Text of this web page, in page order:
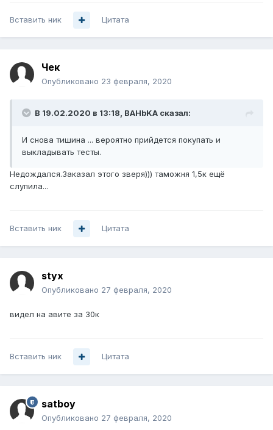
Вставить ник Цитата
Чек
Опубликовано 23 февраля, 2020
В 19.02.2020 в 13:18, BAHbKA сказал:
И снова тишина ... вероятно прийдется покупать и
выкладывать тесты.
Недождался.Заказал этого зверя))) таможня 1,5к ещё
слупила...
Вставить ник Цитата
styx
Опубликовано 27 февраля, 2020
видел на авите за 30к
Вставить ник Цитата
satboy
Опубликовано 27 февраля, 2020